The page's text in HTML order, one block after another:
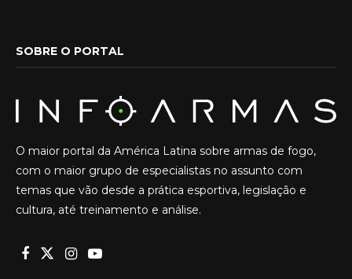
SOBRE O PORTAL
O maior portal da América Latina sobre armas de fogo,
com o maior grupo de especialistas no assunto com
temas que vão desde a prática esportiva, legislação e
cultura, até treinamento e análise.